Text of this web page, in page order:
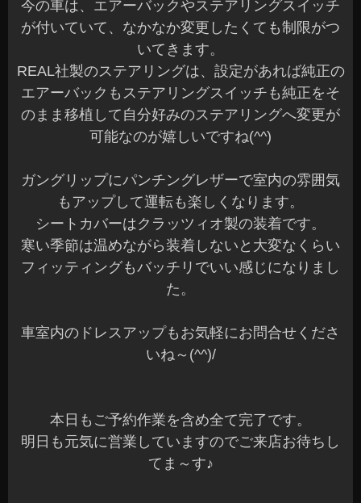
今の車は、エアーバックやステアリングスイッチ
が付いていて、なかなか変更したくても制限がつ
いてきます。
REAL社製のステアリングは、設定があれば純正の
エアーバックもステアリングスイッチも純正をそ
のまま移植して自分好みのステアリングへ変更が
可能なのが嬉しいですね(^^)
ガングリップにパンチングレザーで室内の雰囲気
もアップして運転も楽しくなります。
シートカバーはクラッツィオ製の装着です。
寒い季節は温めながら装着しないと大変なくらい
フィッティングもバッチリでいい感じになりまし
た。
車室内のドレスアップもお気軽にお問合せくださ
いね～(^^)/
本日もご予約作業を含め全て完了です。
明日も元気に営業していますのでご来店お待ちし
てま～す♪